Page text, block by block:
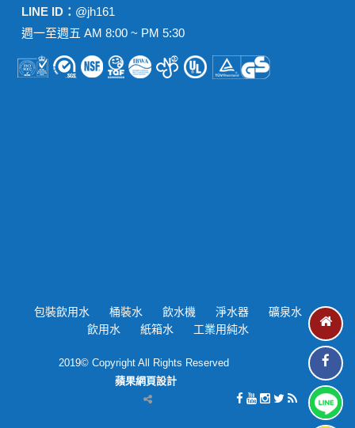
LINE ID： @jh161
週一至週五 AM 8:00 ~ PM 5:30
包裝飲用水 桶裝水 飲水機 淨水器
礦泉水
飲用水
紙箱水 工業用純水
2019© Copyright All Rights Reserved
蘋果網頁設計